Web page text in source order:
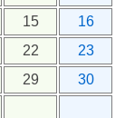
15
16
22
23
29
30